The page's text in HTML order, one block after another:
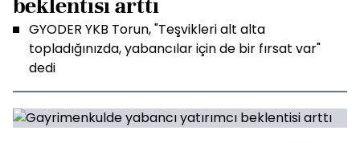
beklentisi arttı
GYODER YKB Torun, "Teşvikleri alt alta
topladığınızda, yabancılar için de bir fırsat var"
dedi